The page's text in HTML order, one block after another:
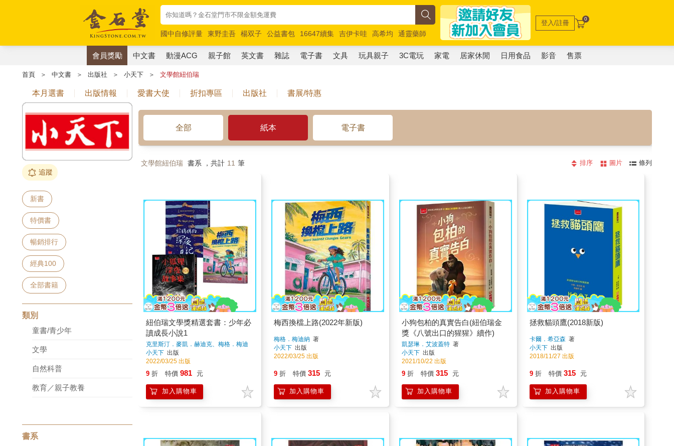
國中自修評量 東野圭吾 楊双子 公益書包 16647續集 吉伊卡哇 高希均
通靈藥師
唯紅花綻放
奧德賽 路邊攤新作 馬斯克 玩具總動員5 超慢跑
登入/註冊 0
會員獎勵 中文書 動漫ACG 親子館 英文書 雜誌 電子書 文具 玩具親子 3C電玩 家電 居家休閒 日用食品 影音 售票
首頁 ＞ 中文書 ＞ 出版社 ＞ 小天下 ＞ 文學館紐伯瑞
本月選書 出版情報 愛書大使 折扣專區 出版社 書展/特惠
追蹤
新書
特價書
暢銷排行
經典100
全部書籍
類別
童書/青少年
文學
自然科普
教育／親子教養
書系
全部 紙本 電子書
文學館紐伯瑞 書系 ，共計 11 筆 排序 圖片 條列
紐伯瑞文學獎精選套書：少年必
讀成長小說1
克里斯汀．麥凱．赫迪克、梅格．梅迪
納、薇拉．西蘭達妮
小天下 出版
2022/03/25 出版
9 折 特價 981 元
加入購物車
梅西換檔上路(2022年新版)
梅格．梅迪納著
小天下 出版
2022/03/25 出版
9 折 特價 315 元
加入購物車
小狗包柏的真實告白(紐伯瑞金
獎《八號出口的猩猩》續作)
凱瑟琳．艾波蓋特著
小天下 出版
2021/10/22 出版
9 折 特價 315 元
加入購物車
拯救貓頭鷹(2018新版)
卡爾．希亞森著
小天下 出版
2018/11/27 出版
9 折 特價 315 元
加入購物車